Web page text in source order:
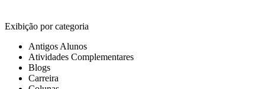
Exibição por categoria
Antigos Alunos
Atividades Complementares
Blogs
Carreira